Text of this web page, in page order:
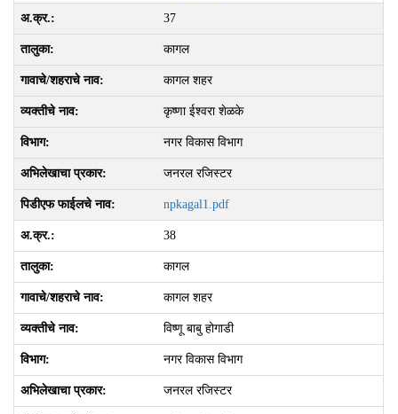
37
कागल
कागल शहर
कृष्‍णा ईश्‍वरा शेळके
नगर विकास विभाग
जनरल रजिस्टर
npkagal1.pdf
38
कागल
कागल शहर
विष्‍णू बाबु होगाडी
नगर विकास विभाग
जनरल रजिस्टर